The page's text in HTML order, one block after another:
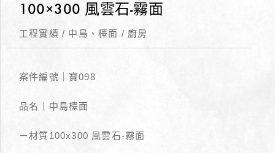
100×300 風雲石-霧面
工程實績 / 中島、檯面 / 廚房
案件編號｜寶098
品名｜中島檯面
－材質100x300 風雲石-霧面